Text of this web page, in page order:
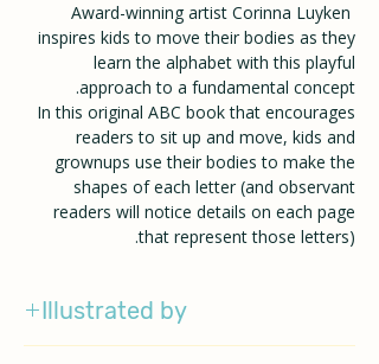
Award-winning artist Corinna Luyken
inspires kids to move their bodies as they
learn the alphabet with this playful
approach to a fundamental concept.
In this original ABC book that encourages
readers to sit up and move, kids and
grownups use their bodies to make the
shapes of each letter (and observant
readers will notice details on each page
that represent those letters).
Illustrated by